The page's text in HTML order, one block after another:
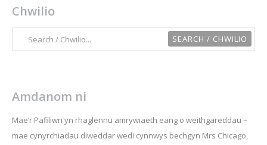
Chwilio
Amdanom ni
Mae’r Pafiliwn yn rhaglennu amrywiaeth eang o weithgareddau –
mae cynyrchiadau diweddar wedi cynnwys bechgyn Mrs Chicago,